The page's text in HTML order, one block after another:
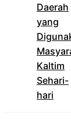
Daerah
yang
Kaltim
Sehari-
hari